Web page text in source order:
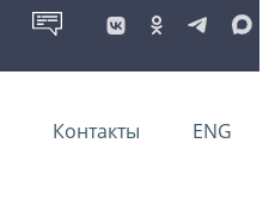
Контакты ENG